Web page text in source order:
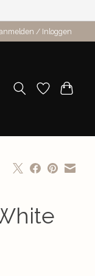
/ Inloggen